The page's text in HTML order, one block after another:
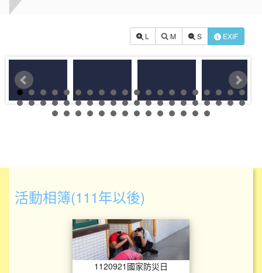
L M S EXIF
活動相簿(111年以後)
1120921國家防災日
1120921國家防災日